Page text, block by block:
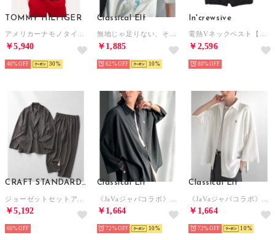
TOMMY HILFIGER
アメリカーナモノタイプフラッグボックスTシャツ （ホワイト）
￥5,940
40% 30
Classical Elf
無地じゃ足りない、そんな日に！コットン100% グリッチノイズ箔プリントTシャツ／Glitch Noise Foil Print T-Shirt （ホワイト）
￥1,885
62% 10
In'crewsive
電熱Vネックベスト【返品不可商品】 （ブラック）
￥2,596
80%
CRAFT STANDARD BOUTIQUE
￥5,192
60%
Classical Elf
￥1,664
72% 10
Classical Elf
￥1,664
72% 10